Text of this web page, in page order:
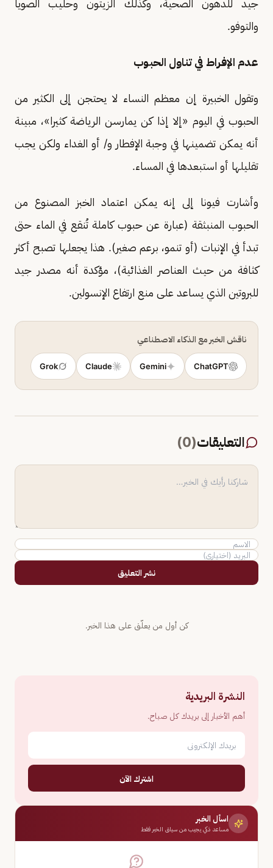
جيد للدهون الصحية، وكذلك الزيتون وحليب الصويا
والتوفو.
عدم الإفراط في تناول الحبوب
وتقول الخبيرة إن معظم النساء لا يحتجن إلى الكثير من
الحبوب في اليوم «إلا إذا كن يمارسن الرياضة كثيرا»، مبينة
أنه يمكن تضمينها في وجبة الإفطار و/ أو الغداء ولكن يجب
تقليلها أو استبعدها في المساء.
وأشارت فيونا إلى إنه يمكن اعتماد الخبز المصنوع من
الحبوب المنبثقة (عبارة عن حبوب كاملة تُنقع في الماء حتى
تبدأ في الإنبات (أو تنمو، برعم صغير). هذا يجعلها تصبح أكثر
كثافة من حيث العناصر الغذائية)، مؤكدة أنه مصدر جيد
للبروتين الذي يساعد على منع ارتفاع الإنسولين.
ناقش الخبر مع الذكاء الاصطناعي
ChatGPT
Gemini
Claude
Grok
التعليقات(
0
)
نشر التعليق
كن أول من يعلّق على هذا الخبر.
النشرة البريدية
أهم الأخبار إلى بريدك كل صباح.
اشترك الآن
اسأل الخبر
مساعد ذكي يجيب من سياق الخبر فقط